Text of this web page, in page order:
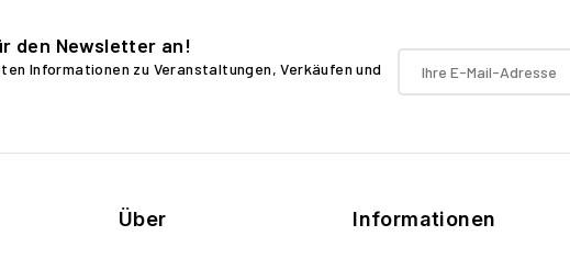
den Newsletter an!
Informationen zu Veranstaltungen, Verkäufen und
Über Informationen